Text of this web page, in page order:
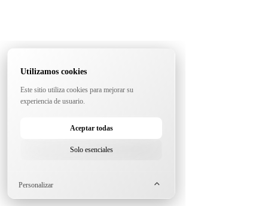
Utilizamos cookies
Este sitio utiliza cookies para mejorar su
experiencia de usuario.
Aceptar todas
Solo esenciales
Personalizar